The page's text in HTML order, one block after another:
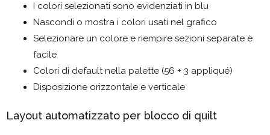
I colori selezionati sono evidenziati in blu
Nascondi o mostra i colori usati nel grafico
Selezionare un colore e riempire sezioni separate è
facile
Colori di default nella palette (56 + 3 appliqué)
Disposizione orizzontale e verticale
Layout automatizzato per blocco di quilt